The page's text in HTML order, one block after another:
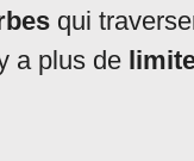
qui
a plus de